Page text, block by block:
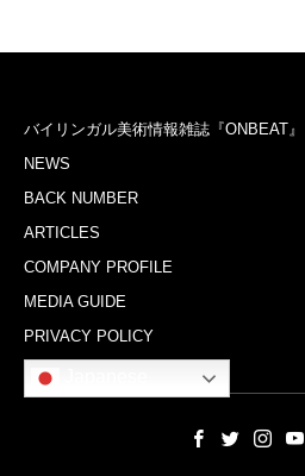
バイリンガル美術情報雑誌『ONBEAT』
NEWS
BACK NUMBER
ARTICLES
COMPANY PROFILE
MEDIA GUIDE
PRIVACY POLICY